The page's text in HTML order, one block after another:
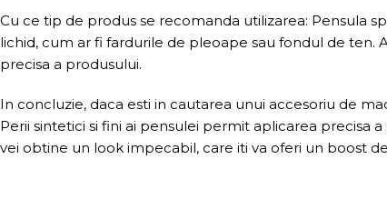
Cu ce tip de produs se recomanda utilizarea: Pensula
lichid, cum ar fi fardurile de pleoape sau fondul de ten.
precisa a produsului.
In concluzie, daca esti in cautarea unui accesoriu de
Perii sintetici si fini ai pensulei permit aplicarea precisa
vei obtine un look impecabil, care iti va oferi un boost